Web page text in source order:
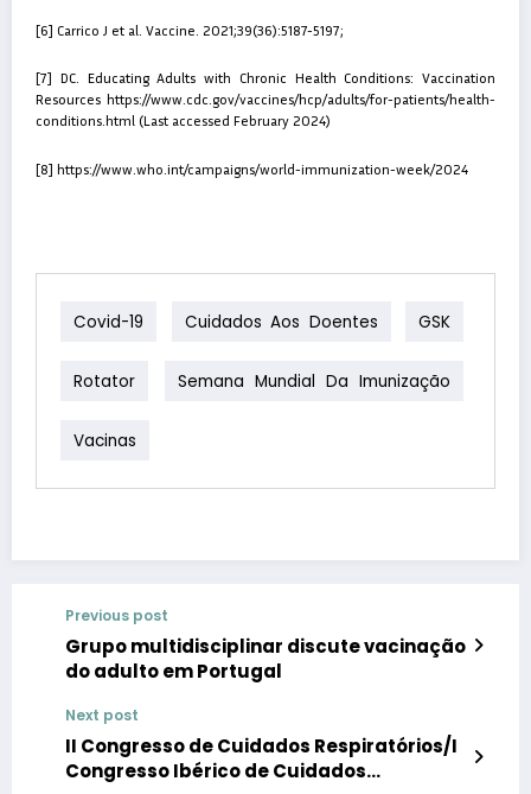
[6] Carrico J et al. Vaccine. 2021;39(36):5187-5197;
[7] DC. Educating Adults with Chronic Health Conditions: Vaccination
Resources https://www.cdc.gov/vaccines/hcp/adults/for-patients/health-
conditions.html (Last accessed February 2024)
[8] https://www.who.int/campaigns/world-immunization-week/2024
Covid-19 Cuidados Aos Doentes GSK
Rotator Semana Mundial Da Imunização
Vacinas
Previous post
Grupo multidisciplinar discute vacinação
do adulto em Portugal
Next post
II Congresso de Cuidados Respiratórios/I
Congresso Ibérico de Cuidados